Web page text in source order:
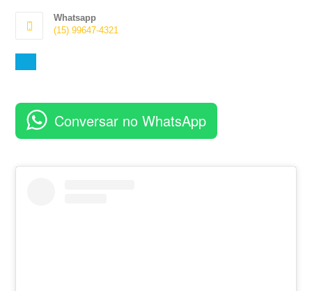
Whatsapp
(15) 99647-4321
aplicativo
Conversar no WhatsApp